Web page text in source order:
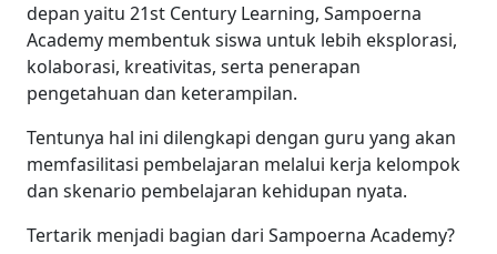
depan yaitu 21st Century Learning, Sampoerna
Academy membentuk siswa untuk lebih eksplorasi,
kolaborasi, kreativitas, serta penerapan
pengetahuan dan keterampilan.
Tentunya hal ini dilengkapi dengan guru yang akan
memfasilitasi pembelajaran melalui kerja kelompok
dan skenario pembelajaran kehidupan nyata.
Tertarik menjadi bagian dari Sampoerna Academy?